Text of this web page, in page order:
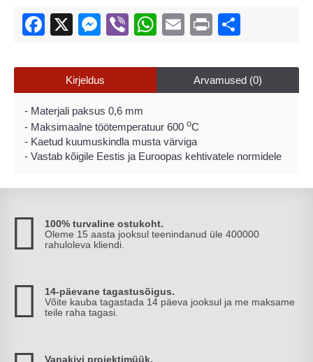
Kirjeldus Arvamused (0)
- Materjali paksus 0,6 mm
- Maksimaalne töötemperatuur 600 oC
- Kaetud kuumuskindla musta värviga
- Vastab kõigile Eestis ja Euroopas kehtivatele normidele
100% turvaline ostukoht.
Oleme 15 aasta jooksul teenindanud üle 400000
rahuloleva kliendi.
14-päevane tagastusõigus.
Võite kauba tagastada 14 päeva jooksul ja me maksame
teile raha tagasi.
Vanakivi projektimüük.